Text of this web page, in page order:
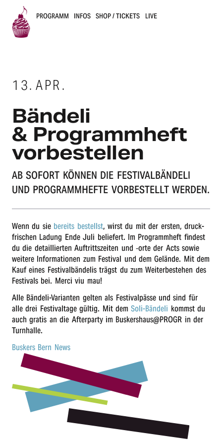
s
k
e
r
s
B
e
r
n
PROGRAMM INFOS SHOP / TICKETS LIVE
13.APR.
Bände­li
& Programm­heft
vorbestellen
AB SOFORT KÖNNEN DIE FESTI­VAL­BÄN­DE­LI
UND PROGRAMM­HEF­TE VORBE­STELLT WERDEN.
Wenn du sie bereits bestellst, wirst du mit der ersten, druck­
fri­schen Ladung Ende Juli belie­fert. Im Programm­heft findest
du die detail­lier­ten Auftritts­zei­ten und ‑orte der Acts sowie
weite­re Infor­ma­tio­nen zum Festi­val und dem Gelän­de. Mit dem
Kauf eines Festi­val­bän­de­lis trägst du zum Weiter­be­stehen des
Festi­vals bei. Merci viu mau!
Alle Bände­­li-Vari­an­­ten gelten als Festi­val­päs­se und sind für
alle drei Festi­val­ta­ge gültig. Mit demSoli-Bände­li kommst du
auch gratis an die After­par­ty im Buskershaus@PROGR in der
Turnhalle.
Buskers Bern News